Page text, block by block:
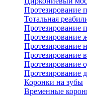
Протезирование
Тотальная
Протезирование
Протезирование
Протезирование
Протезирование
Протезирование
Протезирование
Коронки на зубы
Временные